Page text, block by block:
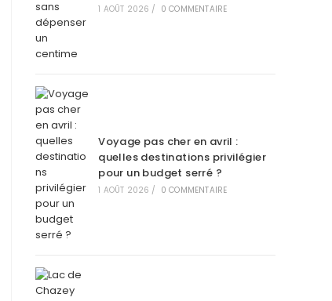
1 AOÛT 2026 / 0 COMMENTAIRE
Voyage pas cher en avril :
quelles destinations privilégier
pour un budget serré ?
1 AOÛT 2026 / 0 COMMENTAIRE